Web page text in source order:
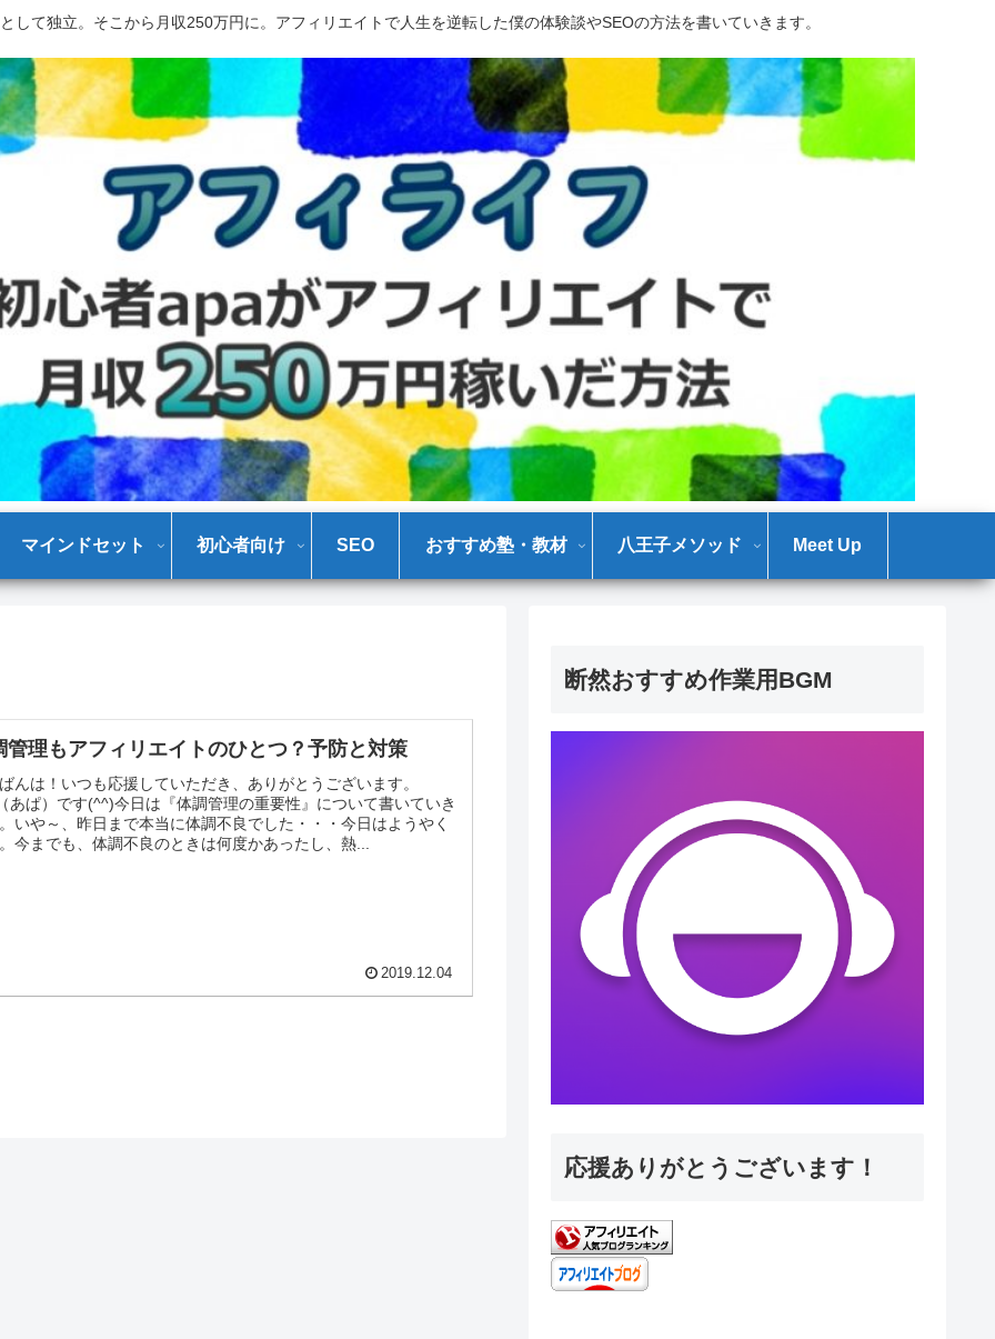
して独立。そこから月収250万円に。アフィリエイトで人生を逆転した僕の体験談やSEOの方法を書いていきます。
マインドセット 初心者向け SEO おすすめ塾・教材 八王子メソッド Meet Up
管理もアフィリエイトのひとつ？予防と対策
んは！いつも応援していただき、ありがとうございます。
あぱ）です(^^)今日は『体調管理の重要性』について書いていき
いや～、昨日まで本当に体調不良でした・・・今日はようやく
今までも、体調不良のときは何度かあったし、熱...
2019.12.04
断然おすすめ作業用BGM
応援ありがとうございます！